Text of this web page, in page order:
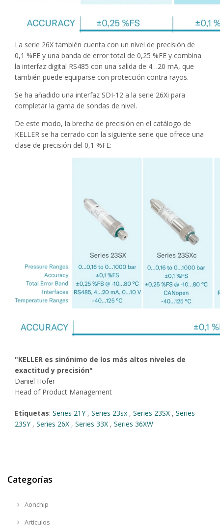
La serie 26X también cuenta con un nivel de precisión de
0,1 %FE y una banda de error total de 0,25 %FE y combina
la interfaz digital RS485 con una salida de 4…20 mA, que
también puede equiparse con protección contra rayos.
Se ha añadido una interfaz SDI-12 a la serie 26Xi para
completar la gama de sondas de nivel.
De este modo, la brecha de precisión en el catálogo de
KELLER se ha cerrado con la siguiente serie que ofrece una
clase de precisión del 0,1 %FE:
"KELLER es sinónimo de los más altos niveles de
exactitud y precisión"
Daniel Hofer
Head of Product Management
Etiquetas: Series 21Y, Series 23sx , Series 23SX , Series
23SY, Series 26X , Series 33X , Series 36XW
Categorías
Aonchip
Artículos